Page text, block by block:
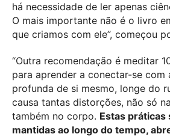
há necessidade de ler apenas
O mais importante não é o livro
que criamos com ele”, começou
“Outra recomendação é meditar
para aprender a conectar-se com
profunda de si mesmo, longe do
causa tantas distorções, não só
também no corpo. Estas práticas
mantidas ao longo do tempo,